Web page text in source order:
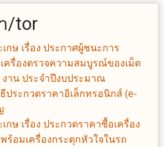
/tor
กษ เรื่อง ประกาศผู้ชนะการ
ครื่องตรวจความสมบูรณ์ของเม็ด
งาน ประจำปีงบประมาณ
ระกวดราคาอิเล็กทรอนิกส์ (e-
กษ เรื่อง ประกวดราคาซื้อเครื่อง
อมเครื่องกระตุกหัวใจในรถ